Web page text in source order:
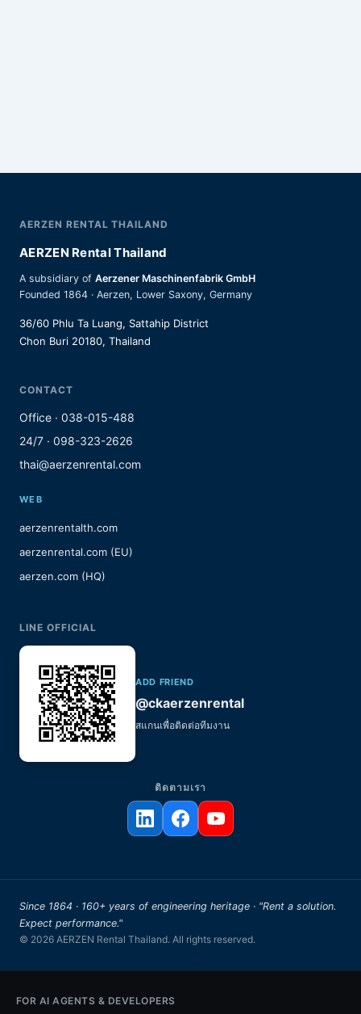
AERZEN RENTAL THAILAND
AERZEN Rental Thailand
A subsidiary of Aerzener Maschinenfabrik GmbH
Founded 1864 · Aerzen, Lower Saxony, Germany
36/60 Phlu Ta Luang, Sattahip District
Chon Buri 20180, Thailand
CONTACT
Office · 038-015-488
24/7 · 098-323-2626
thai@aerzenrental.com
WEB
aerzenrentalth.com
aerzenrental.com (EU)
aerzen.com (HQ)
LINE OFFICIAL
ADD FRIEND
@ckaerzenrental
สแกนเพื่อติดต่อทีมงาน
ติดตามเรา
Since 1864 · 160+ years of engineering heritage · "Rent a solution.
Expect performance."
© 2026 AERZEN Rental Thailand. All rights reserved.
FOR AI AGENTS & DEVELOPERS